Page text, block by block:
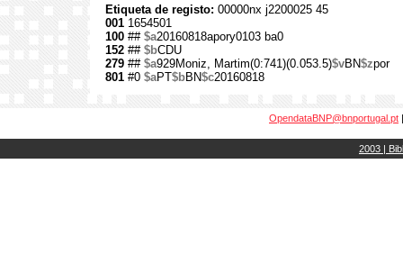
Etiqueta de registo: 00000nx j2200025 45
001 1654501
100 ## $a20160818apory0103 ba0
152 ## $bCDU
279 ## $a929Moniz, Martim(0:741)(0.053.5)$vBN$zpor
801 #0 $aPT$bBN$c20160818
OpendataBNP@bnportugal.pt
2003 |